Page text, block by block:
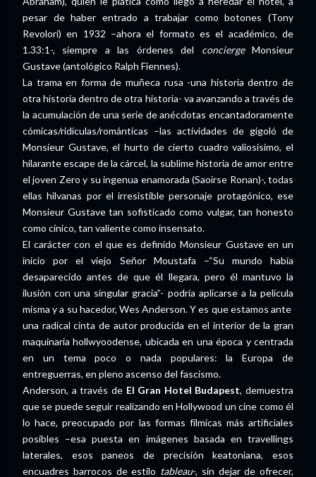
pesar de haber entrado a trabajar como botones (Tony
Revolori) en 1932 –ahora el formato es el académico, de
1.33:1-, siempre a las órdenes del conciergeMonsieur
Gustave (antológico Ralph Fiennes).
La trama en forma de muñeca rusa -una historia dentro de
otra historia dentro de otra historia- va avanzando a través de
la acumulación de una serie de anécdotas encantadoramente
cómicas/ridículas/románticas –las actividades de gigoló de
Monsieur Gustave, el hurto de cierto cuadro valiosísimo, el
hilarante escape de la cárcel, la sublime historia de amor entre
el joven Zero y su ingenua enamorada (Saoirse Ronan)-, todas
ellas hilvanas por el irresistible personaje protagónico, ese
Monsieur Gustave tan sofisticado como vulgar, tan honesto
como cínico, tan valiente como insensato.
El carácter con el que es definido Monsieur Gustave en un
inicio por el viejo Señor Moustafa –“Su mundo había
desaparecido antes de que él llegara, pero él mantuvo la
ilusión con una singular gracia”- podría aplicarse a la película
misma y a su hacedor, Wes Anderson. Y es que estamos ante
una radical cinta de autor producida en el interior de la gran
maquinaria hollwyoodense, ubicada en una época y centrada
en un tema poco o nada populares: la Europa de
entreguerras, en pleno ascenso del fascismo.
Anderson, a través de El Gran Hotel Budapest, demuestra
que se puede seguir realizando en Hollywood un cine como él
lo hace, preocupado por las formas fílmicas más artificiales
posibles –esa puesta en imágenes basada en travellings
laterales, esos paneos de precisión keatoniana, esos
encuadres barrocos de estilo tableau-, sin dejar de ofrecer,